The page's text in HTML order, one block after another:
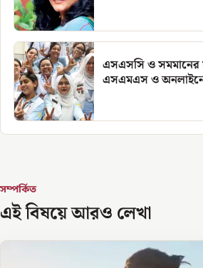
এসএসসি ও
এসএমএস ও অনলাইনে
সম্পর্কিত
এই বিষয়ে আরও লেখা